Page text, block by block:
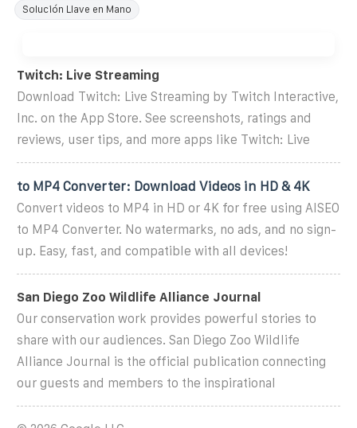
Solución Llave en Mano
Twitch: Live Streaming
Download Twitch: Live Streaming by Twitch Interactive,
Inc. on the App Store. See screenshots, ratings and
reviews, user tips, and more apps like Twitch: Live
to MP4 Converter: Download Videos in HD & 4K
Convert videos to MP4 in HD or 4K for free using AISEO
to MP4 Converter. No watermarks, no ads, and no sign-
up. Easy, fast, and compatible with all devices!
San Diego Zoo Wildlife Alliance Journal
Our conservation work provides powerful stories to
share with our audiences. San Diego Zoo Wildlife
Alliance Journal is the official publication connecting
our guests and members to the inspirational